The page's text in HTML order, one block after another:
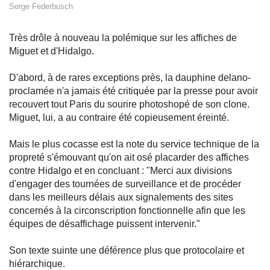
Serge Federbusch
Très drôle à nouveau la polémique sur les affiches de
Miguet et d'Hidalgo.
D'abord, à de rares exceptions près, la dauphine delano-
proclamée n'a jamais été critiquée par la presse pour avoir
recouvert tout Paris du sourire photoshopé de son clone.
Miguet, lui, a au contraire été copieusement éreinté.
Mais le plus cocasse est la note du service technique de la
propreté s'émouvant qu'on ait osé placarder des affiches
contre Hidalgo et en concluant : "Merci aux divisions
d'engager des tournées de surveillance et de procéder
dans les meilleurs délais aux signalements des sites
concernés à la circonscription fonctionnelle afin que les
équipes de désaffichage puissent intervenir."
Son texte suinte une déférence plus que protocolaire et
hiérarchique.